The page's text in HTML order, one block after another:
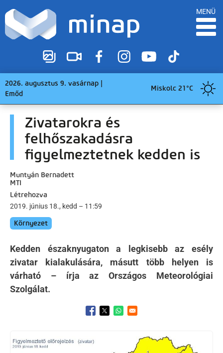
MENÜ
2026. augusztus 9. vasárnap |
Emőd
Miskolc 21°C
Zivatarokra és
felhőszakadásra
figyelmeztetnek kedden is
Muntyán Bernadett
MTI
Létrehozva
2019. június 18., kedd – 11:59
Környezet
Kedden északnyugaton a legkisebb az esély
zivatar kialakulására, másutt több helyen is
várható – írja az Országos Meteorológiai
Szolgálat.
Opens in a new window
Opens in a new window
Opens in a new window